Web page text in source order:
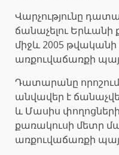
Վարչությունը
ճանաչելու
միջև 2005
առքուվաճառքի
Դատարանը որոշում
անվավեր է
և Մասիս
քառակուսի մետր
առքուվաճառքի